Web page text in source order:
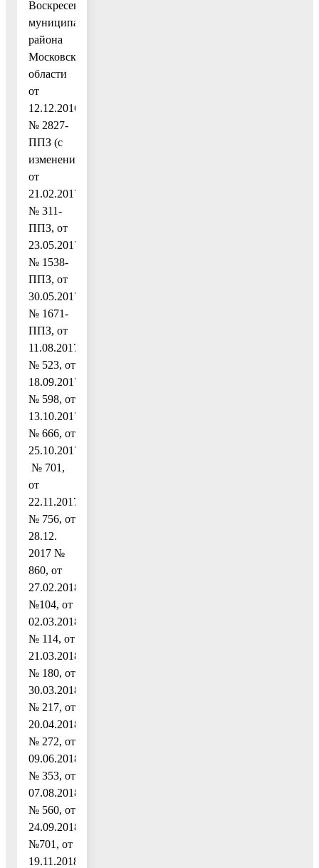
Воскресенского
муниципального
района
Московской
области
от
12.12.2016
№ 2827-
ППЗ (с
изменениями
от
21.02.2017
№ 311-
ППЗ, от
23.05.2017
№ 1538-
ППЗ, от
30.05.2017
№ 1671-
ППЗ, от
11.08.2017
№ 523, от
18.09.2017
№ 598, от
13.10.2017
№ 666, от
25.10.2017
№ 701,
от
22.11.2017
№ 756, от
28.12.
2017 №
860, от
27.02.2018
№104, от
02.03.2018
№ 114, от
21.03.2018
№ 180, от
30.03.2018
№ 217, от
20.04.2018
№ 272, от
09.06.2018
№ 353, от
07.08.2018
№ 560, от
24.09.2018
№701, от
19.11.2018